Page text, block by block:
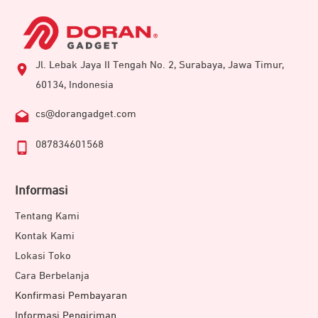
Jl. Lebak Jaya II Tengah No. 2, Surabaya, Jawa Timur,
60134, Indonesia
cs@dorangadget.com
087834601568
Informasi
Tentang Kami
Kontak Kami
Lokasi Toko
Cara Berbelanja
Konfirmasi Pembayaran
Informasi Pengiriman